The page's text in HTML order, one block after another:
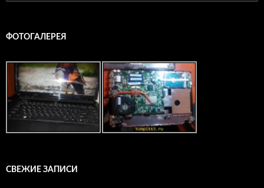
ФОТОГАЛЕРЕЯ
СВЕЖИЕ ЗАПИСИ